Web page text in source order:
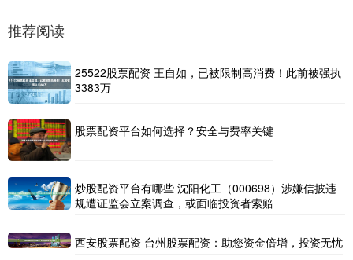
推荐阅读
25522股票配资 王自如，已被限制高消费！此前被强执
3383万
股票配资平台如何选择？安全与费率关键
炒股配资平台有哪些 沈阳化工（000698）涉嫌信披违
规遭证监会立案调查，或面临投资者索赔
西安股票配资 台州股票配资：助您资金倍增，投资无忧